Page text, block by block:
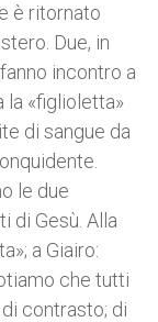
è ritornato
Due, in
incontro a
la «figlioletta»
di sangue da
le due
di Gesù. Alla
a Giairo:
che tutti
contrasto; di